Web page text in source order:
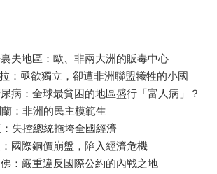
夫地區：歐、非兩大洲的販毒中心
：亟欲獨立，卻遭非洲聯盟犧牲的小國
病：全球最貧困的地區盛行「富人病」？
：非洲的民主模範生
失控總統拖垮全國經濟
國際銅價崩盤，陷入經濟危機
：嚴重違反國際公約的內戰之地